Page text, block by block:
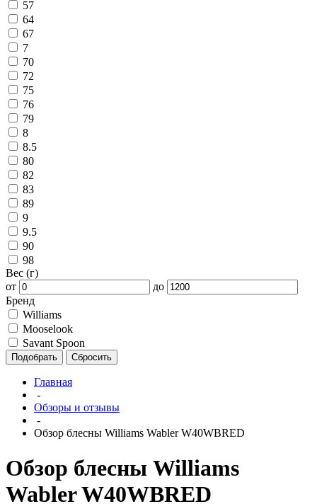
57
64
67
7
70
72
75
76
79
8
8.5
80
82
83
89
9
9.5
90
98
Вес (г)
от
до
Бренд
Williams
Mooselook
Savant Spoon
Подобрать Сбросить
Главная
-
Обзоры и отзывы
-
Обзор блесны Williams Wabler W40WBRED
Обзор блесны Williams
Wabler W40WBRED